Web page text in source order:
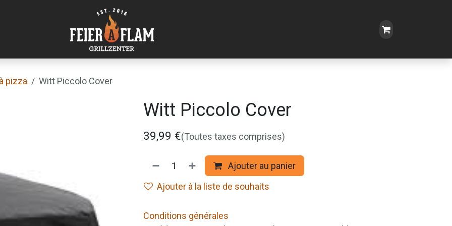
pizza Witt Piccolo Cover
Witt Piccolo Cover
39,99 €(Toutes taxes comprises)
Ajouter au panier
Ajouter à la liste de souhaits
Conditions générales